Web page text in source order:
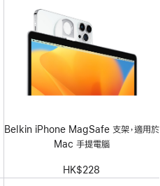
Belkin iPhone MagSafe 支架，適用於
Mac 手提電腦
HK$228